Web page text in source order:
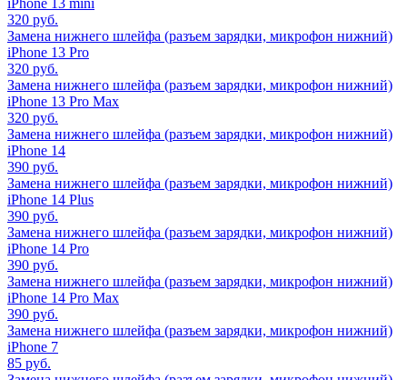
320 руб.
Замена нижнего шлейфа (разъем зарядки, микрофон нижний)
iPhone 13 Pro
320 руб.
Замена нижнего шлейфа (разъем зарядки, микрофон нижний)
iPhone 13 Pro Max
320 руб.
Замена нижнего шлейфа (разъем зарядки, микрофон нижний)
iPhone 14
390 руб.
Замена нижнего шлейфа (разъем зарядки, микрофон нижний)
iPhone 14 Plus
390 руб.
Замена нижнего шлейфа (разъем зарядки, микрофон нижний)
iPhone 14 Pro
390 руб.
Замена нижнего шлейфа (разъем зарядки, микрофон нижний)
iPhone 14 Pro Max
390 руб.
Замена нижнего шлейфа (разъем зарядки, микрофон нижний)
iPhone 7
85 руб.